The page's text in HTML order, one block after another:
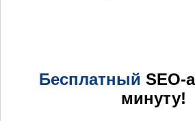
Бесплатный SEO-
минуту!